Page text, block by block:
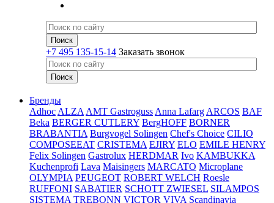
+7 495 135-15-14 Заказать звонок
Бренды
Adhoc ALZA AMT Gastroguss Anna Lafarg ARCOS BAF
Beka BERGER CUTLERY BergHOFF BORNER
BRABANTIA Burgvogel Solingen Chef's Choice CILIO
COMPOSEEAT CRISTEMA EJIRY ELO EMILE HENRY
Felix Solingen Gastrolux HERDMAR Ivo KAMBUKKA
Kuchenprofi Lava Maisingers MARCATO Microplane
OLYMPIA PEUGEOT ROBERT WELCH Roesle
RUFFONI SABATIER SCHOTT ZWIESEL SILAMPOS
SISTEMA TREBONN VICTOR VIVA Scandinavia